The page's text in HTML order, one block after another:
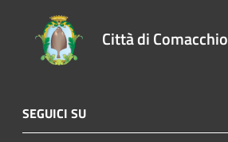
Città di Comacchio
SEGUICI SU